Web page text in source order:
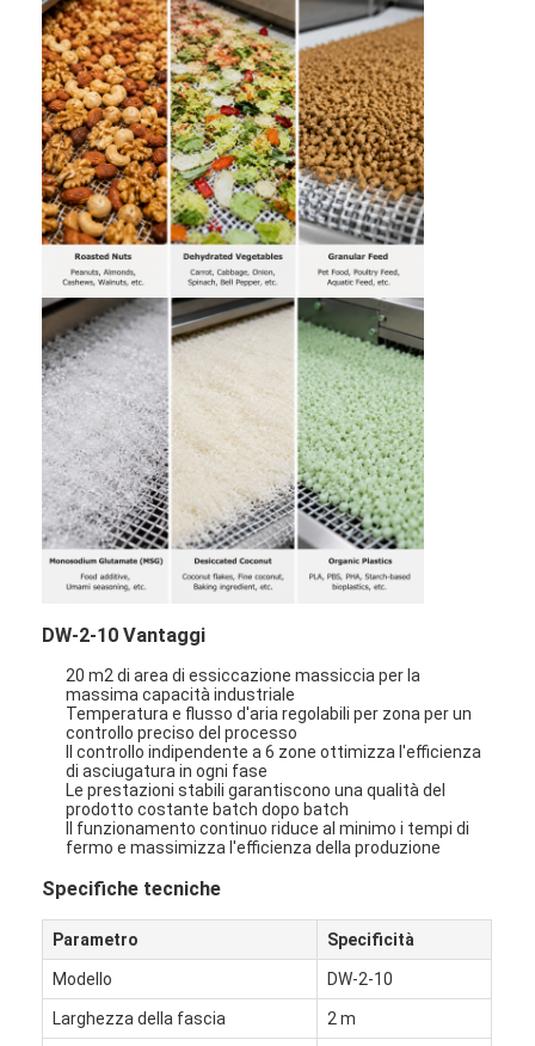
Fatory Tour
Controllo di qualità
Contattaci
notizie
Tutti i casi
Essiccatore di spruzzo centrifugo ad alta velocità
Essiccatore a letto fluidizzato di vibrazione
Essiccatore di vuoto di microonda
Essiccatore di spruzzo di pressione
Aria calda Oven Dryer
Macchina per la frantumazione superfina
tipo miscelatore di v della polvere
Miscelatore del recipiente di IBC
Macchina più asciutta istantanea
Essiccatore della pagaia
Macchina dell'essiccazione sotto vuoto
DW-2-10 Vantaggi
20 m2 di area di essiccazione massiccia per la
massima capacità industriale
Temperatura e flusso d'aria regolabili per zona per un
controllo preciso del processo
Il controllo indipendente a 6 zone ottimizza l'efficienza
di asciugatura in ogni fase
Le prestazioni stabili garantiscono una qualità del
prodotto costante batch dopo batch
Il funzionamento continuo riduce al minimo i tempi di
fermo e massimizza l'efficienza della produzione
Specifiche tecniche
Parametro Specificità
Modello DW-2-10
Larghezza della fascia 2 m